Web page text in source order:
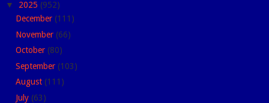
▼ 2025 (952)
December (111)
November (66)
October (80)
September (103)
August (111)
July (63)